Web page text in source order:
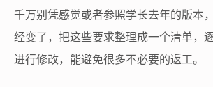
千万别凭感觉或者参照学长去年的版本
经变了，把这些要求整理成一个清单，
进行修改，能避免很多不必要的返工。